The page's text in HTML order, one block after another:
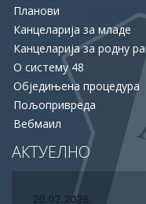
Планови
Канцеларија за младе
Канцеларија за родну
О систему 48
Обједињена процедура
Пољопривреда
Вебмаил
АКТУЕЛНО
ПОЗИВА ЗА
15.06.2026.
ХУМАНОСТ КОЈА
ПРИЈЕМ ЗА
12.06.2026.
ОДОБРЕНО ЈОШ 20
РАДОВА НА БУДУЋЕМ
20.07.2026.